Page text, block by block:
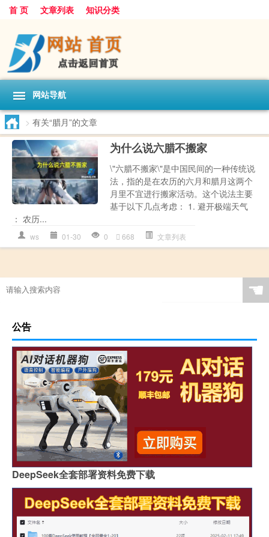
首 页 文章列表 知识分类
网站导航
> 有关“腊月”的文章
为什么说六腊不搬家
\"六腊不搬家\"是中国民间的一种传统说
法，指的是在农历的六月和腊月这两个
月里不宜进行搬家活动。这个说法主要
基于以下几点考虑： 1. 避开极端天气
： 农历...
ws 01-30 0 668 文章列表
☚
公告
DeepSeek全套部署资料免费下载